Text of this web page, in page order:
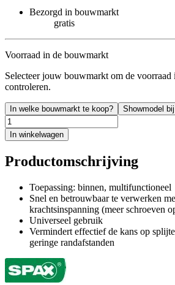
Bezorgd in bouwmarkt
gratis
Voorraad in de bouwmarkt
Selecteer jouw bouwmarkt om de
controleren.
In welke bouwmarkt te koop? Showmodel
In winkelwagen
Productomschrijving
Toepassing: binnen, multifunctioneel
Snel en betrouwbaar te verwerken
krachtsinspanning (meer schroeven
Universeel gebruik
Vermindert effectief de kans op
geringe randafstanden